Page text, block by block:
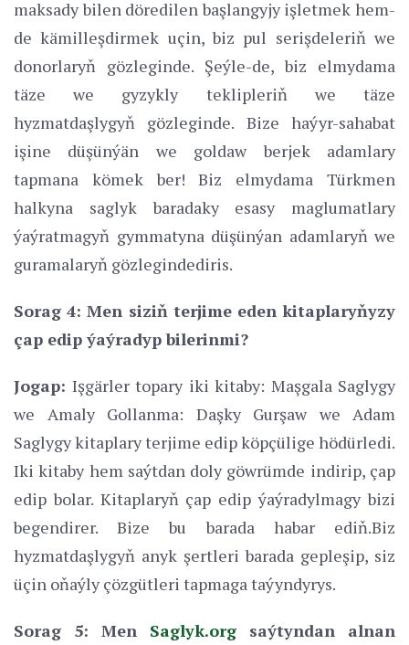
maksady bilen döredilen başlangyjy işletmek hem-
de kämilleşdirmek uçin, biz pul serişdeleriň we
donorlaryň gözleginde. Şeýle-de, biz elmydama
täze we gyzykly teklipleriň we täze
hyzmatdaşlygyň gözleginde. Bize haýyr-sahabat
işine düşünýän we goldaw berjek adamlary
tapmana kömek ber! Biz elmydama Türkmen
halkyna saglyk baradaky esasy maglumatlary
ýaýratmagyň gymmatyna düşünýan adamlaryň we
guramalaryň gözlegindediris.
Sorag 4: Men siziň terjime eden kitaplaryňyzy
çap edip ýaýradyp bilerinmi?
Jogap: Işgärler topary iki kitaby: Maşgala Saglygy
we Amaly Gollanma: Daşky Gurşaw we Adam
Saglygy kitaplary terjime edip köpçülige hödürledi.
Iki kitaby hem saýtdan doly göwrümde indirip, çap
edip bolar. Kitaplaryň çap edip ýaýradylmagy bizi
begendirer. Bize bu barada habar ediň.Biz
hyzmatdaşlygyň anyk şertleri barada gepleşip, siz
üçin oňaýly çözgütleri tapmaga taýyndyrys.
Sorag 5: Men Saglyk.org saýtyndan alnan